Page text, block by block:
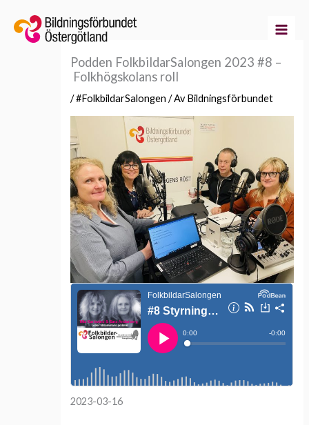
innehåll
Podden FolkbildarSalongen 2023 #8 –
Folkhögskolans roll
/#FolkbildarSalongen / AvBildningsförbundet
2023-03-16